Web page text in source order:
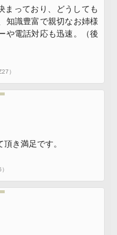
まっており、どうしても
知識豊富で親切なお姉様
や電話対応も迅速。（後
）
き満足です。